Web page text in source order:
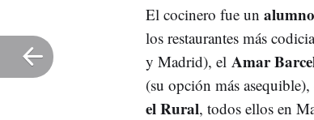
El cocinero fue un
los restaurantes más
y Madrid), el Amar
(su opción más
el Rural, todos ellos en